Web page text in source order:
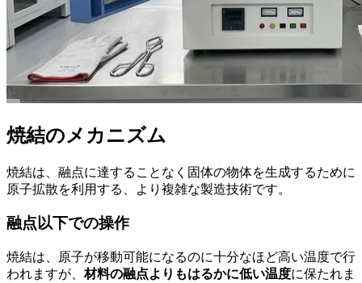
焼結のメカニズム
焼結は、融点に達することなく固体の物体を生成するために
原子拡散を利用する、より複雑な製造技術です。
融点以下での操作
焼結は、原子が移動可能になるのに十分なほど高い温度で行
われますが、材料の融点よりもはるかに低い温度に保たれま